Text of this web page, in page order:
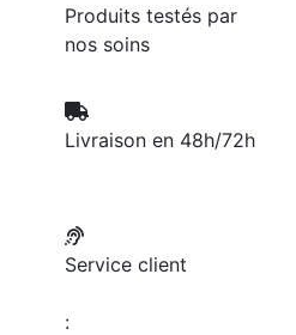
Produits testés par
nos soins
Livraison en 48h/72h
Service client
: